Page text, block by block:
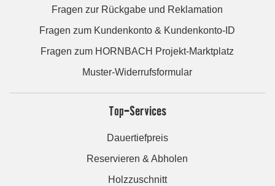
Fragen zur Rückgabe und Reklamation
Fragen zum Kundenkonto & Kundenkonto-ID
Fragen zum HORNBACH Projekt-Marktplatz
Muster-Widerrufsformular
Top-Services
Dauertiefpreis
Reservieren & Abholen
Holzzuschnitt